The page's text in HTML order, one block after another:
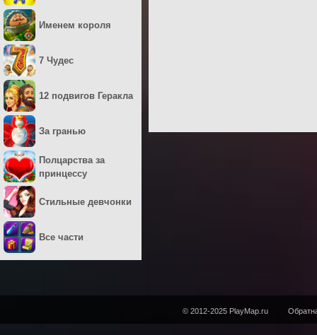
Именем короля
7 Чудес
12 подвигов Геракла
За гранью
Полцарства за
принцессу
Стильные девчонки
Все части
© 2012-2025 PlayMap.ru